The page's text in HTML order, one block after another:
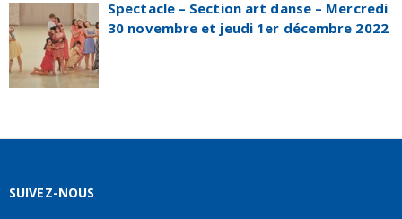
Spectacle – Section art danse – Mercredi
30 novembre et jeudi 1er décembre 2022
SUIVEZ-NOUS